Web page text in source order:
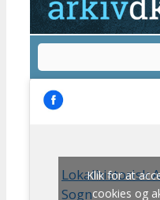
Lokalhistorisk
Sogn
Klik for at
cookies og